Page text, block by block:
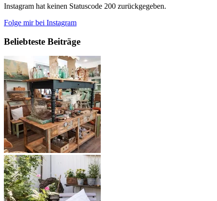
Instagram hat keinen Statuscode 200 zurückgegeben.
Folge mir bei Instagram
Beliebteste Beiträge